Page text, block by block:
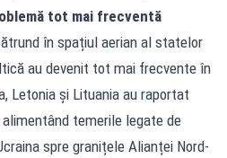
tot mai frecventă
în spațiul aerian al statelor
au devenit tot mai frecvente în
Letonia și Lituania au raportat
temerile legate de
spre granițele Alianței Nord-